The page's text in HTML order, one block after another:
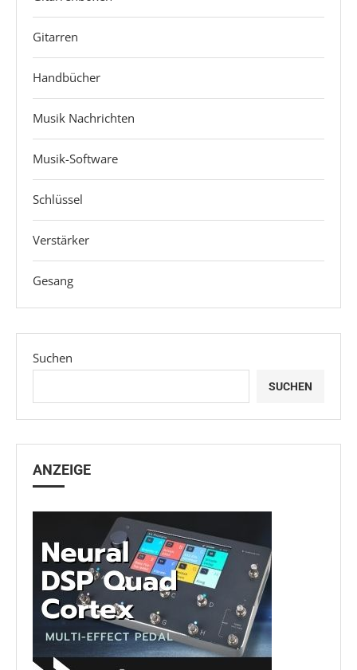
Suchen
SUCHEN
ANZEIGE
Gitarren
Handbücher
Musik Nachrichten
Musik-Software
Schlüssel
Verstärker
Gesang